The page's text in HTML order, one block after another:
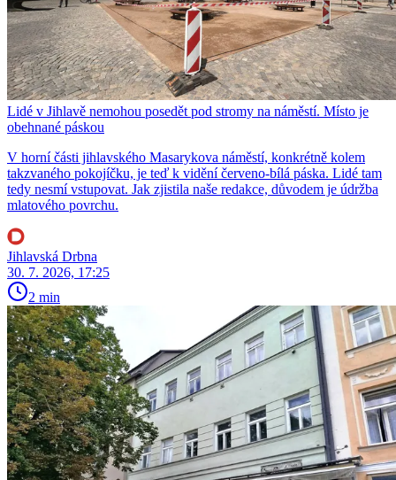
Lidé v Jihlavě nemohou posedět pod stromy na náměstí. Místo je
obehnané páskou
V horní části jihlavského Masarykova náměstí, konkrétně kolem
takzvaného pokojíčku, je teď k vidění červeno-bílá páska. Lidé tam
tedy nesmí vstupovat. Jak zjistila naše redakce, důvodem je údržba
mlatového povrchu.
Jihlavská Drbna
30. 7. 2026, 17:25
2 min